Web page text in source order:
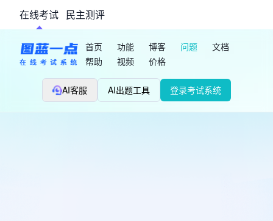
在线考试 民主测评
首页 功能 博客 问题
文档
帮助
视频 价格
AI客服 AI出题工具 登录考试系统